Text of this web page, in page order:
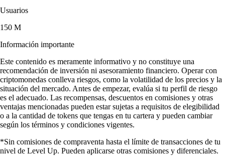
Usuarios
150 M
Información importante
Este contenido es meramente informativo y no constituye una
recomendación de inversión ni asesoramiento financiero. Operar con
criptomonedas conlleva riesgos, como la volatilidad de los precios y la
situación del mercado. Antes de empezar, evalúa si tu perfil de riesgo
es el adecuado. Las recompensas, descuentos en comisiones y otras
ventajas mencionadas pueden estar sujetas a requisitos de elegibilidad
o a la cantidad de tokens que tengas en tu cartera y pueden cambiar
según los términos y condiciones vigentes.
*Sin comisiones de compraventa hasta el límite de transacciones de tu
nivel de Level Up. Pueden aplicarse otras comisiones y diferenciales.